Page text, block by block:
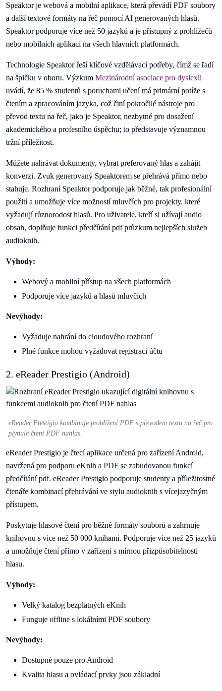
Speaktor je webová a mobilní aplikace, která převádí PDF soubory
a další textové formáty na řeč pomocí AI generovaných hlasů.
Speaktor podporuje více než 50 jazyků a je přístupný z prohlížečů
nebo mobilních aplikací na všech hlavních platformách.
Technologie Speaktor řeší klíčové vzdělávací potřeby, čímž se řadí
na špičku v oboru. Výzkum Mezinárodní asociace pro dyslexii
uvádí, že 85 % studentů s poruchami učení má primární potíže s
čtením a zpracováním jazyka, což činí pokročilé nástroje pro
převod textu na řeč, jako je Speaktor, nezbytné pro dosažení
akademického a profesního úspěchu; to představuje významnou
tržní příležitost.
Můžete nahrávat dokumenty, vybrat preferovaný hlas a zahájit
konverzi. Zvuk generovaný Speaktorem se přehrává přímo nebo
stahuje. Rozhraní Speaktor podporuje jak běžné, tak profesionální
použití a umožňuje více možností mluvčích pro projekty, které
vyžadují různorodost hlasů. Pro uživatele, kteří si užívají audio
obsah, doplňuje funkci předčítání pdf průzkum nejlepších služeb
audioknih.
Výhody:
Webový a mobilní přístup na všech platformách
Podporuje více jazyků a hlasů mluvčích
Nevýhody:
Vyžaduje nahrání do cloudového rozhraní
Plné funkce mohou vyžadovat registraci účtu
2. eReader Prestigio (Android)
eReader Prestigio kombinuje prohlížení PDF s převodem textu na řeč pro
plynulé čtení PDF nahlas.
eReader Prestigio je čtecí aplikace určená pro zařízení Android,
navržená pro podporu eKnih a PDF se zabudovanou funkcí
předčítání pdf. eReader Prestigio podporuje studenty a příležitostné
čtenáře kombinací přehrávání ve stylu audioknih s vícejazyčným
přístupem.
Poskytuje hlasové čtení pro běžné formáty souborů a zahrnuje
knihovnu s více než 50 000 knihami. Podporuje více než 25 jazyků
a umožňuje čtení přímo v zařízení s mírnou přizpůsobitelností
hlasu.
Výhody:
Velký katalog bezplatných eKnih
Funguje offline s lokálními PDF soubory
Nevýhody:
Dostupné pouze pro Android
Kvalita hlasu a ovládací prvky jsou základní